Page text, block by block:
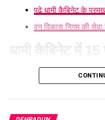
पढ़े धामी कैबिनेट के
वन विकास निगम की
आज हुई कैबिनेट की बैठक में 15
गोपालन योजना में सामान्य वर्ग को